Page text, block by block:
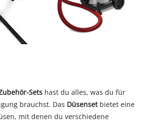
Sets hast du alles, was du für
brauchst. Das Düsensetbietet eine
mit denen du verschiedene